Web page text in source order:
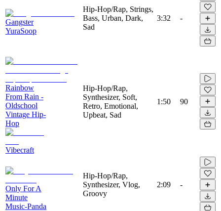
Gangster
YuraSoop
Hip-Hop/Rap, Strings,
Bass, Urban, Dark,
Sad
3:32 -
Rainbow
From Rain -
Oldschool
Vintage Hip-
Hop
Vibecraft
Hip-Hop/Rap,
Synthesizer, Soft,
Retro, Emotional,
Upbeat, Sad
1:50 90
Only For A
Minute
Music-Panda
Hip-Hop/Rap,
Synthesizer, Vlog,
Groovy
2:09 -